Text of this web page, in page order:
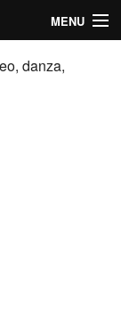
MENU
danza,